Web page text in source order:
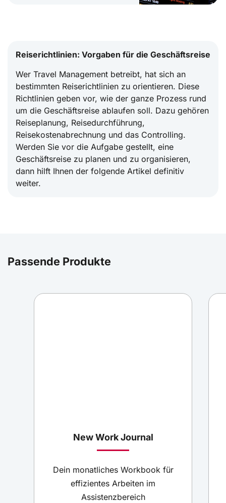
Reiserichtlinien: Vorgaben für die Geschäftsreise
Wer Travel Management betreibt, hat sich an
bestimmten Reiserichtlinien zu orientieren. Diese
Richtlinien geben vor, wie der ganze Prozess rund
um die Geschäftsreise ablaufen soll. Dazu gehören
Reiseplanung, Reisedurchführung,
Reisekostenabrechnung und das Controlling.
Werden Sie vor die Aufgabe gestellt, eine
Geschäftsreise zu planen und zu organisieren,
dann hilft Ihnen der folgende Artikel definitiv
weiter.
Passende Produkte
New Work Journal
Dein monatliches Workbook für
effizientes Arbeiten im
Assistenzbereich